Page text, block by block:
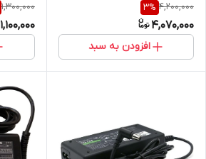
4,200,000
3%
4,070,000
افزودن به سبد
آبی 3 میلی متر در 4.5 میلی متر
1,300,000
1,100,000